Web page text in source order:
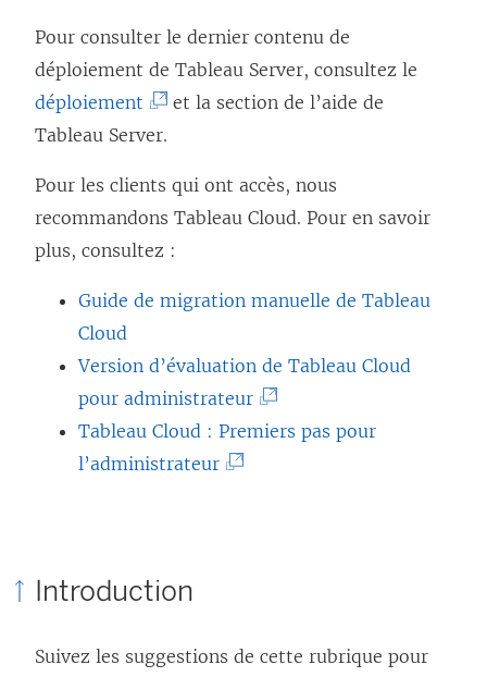
Pour consulter le dernier contenu de
déploiement de Tableau Server, consultez le
déploiement
L
n
o
u
v
a
s
et la section de l’aide de
Tableau Server.
Pour les clients qui ont accès, nous
recommandons Tableau Cloud. Pour en savoir
plus, consultez :
Guide de migration manuelle de Tableau
Cloud
Version d’évaluation de Tableau Cloud
pour administrateur(
L
’
Tableau Cloud : Premiers pas pour
l’administrateur(
n
Introduction
Suivez les suggestions de cette rubrique pour